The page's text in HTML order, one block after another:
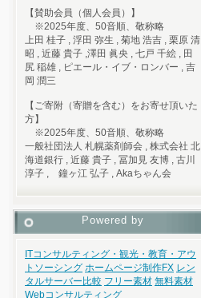
【賛助会員（個人会員）】
※2025年度、50音順、敬称略
上田 桂子 , 浮田 弥生 , 菊地 浩吉 , 栗原 清
昭 , 近藤 貴子 ,澤田 眞央 , 七戸 千絵 , 田
尻 稲雄 , ピエール・イブ・ロンバー , 吉
岡 潤三
【ご寄附（寄贈を含む）をお寄せ頂いた
方】
※2025年度、50音順、敬称略
一般社団法人 札幌薬剤師会 , 株式会社 北
海道銀行 , 近藤 貴子 , 冨加見 友博 , 古川
淳子 , 鐘ヶ江 弘子 , Akaちゃん会
Powered by
ITコンサルティング・観光・教育・アウ
トソーシング ホームページ制作FX レン
タルサーバー比較 フリー素材 無料素材
Webコンサルティング